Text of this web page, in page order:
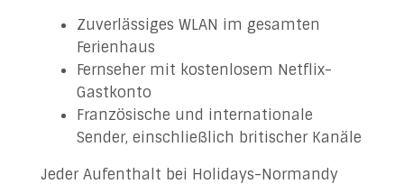
Zuverlässiges WLAN im gesamten
Ferienhaus
Fernseher mit kostenlosem Netflix-
Gastkonto
Französische und internationale
Sender, einschließlich britischer Kanäle
Jeder Aufenthalt bei Holidays-Normandy